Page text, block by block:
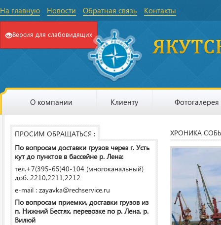
На главную Новости Обратная связь Контакты
Версия для слабовидящих
О компании Клиенту Фотогалерея
ПРОСИМ ОБРАЩАТЬСЯ :
По вопросам доставки грузов через г. Усть
кут до пунктов в бассейне р. Лена:
тел.+7(395-65)40-104 (многоканальный)
доб. 2210,2211,2212
e-mail : zayavka@rechservice.ru
По вопросам приемки, доставки грузов из
п. Нижний Бестях, перевозке по р. Лена, р.
Вилюй
ХРОНИКА